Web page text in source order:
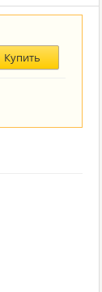
Купить